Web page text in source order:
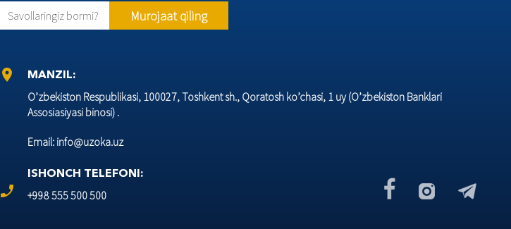
Savollaringiz bormi? Murojaat qiling
location_on
MANZIL:
O’zbеkiston Rеspublikasi, 100027, Toshkеnt sh., Qoratosh ko’chasi, 1 uy (O’zbеkiston Banklari
Assosiasiyasi binosi) .
Email: info@uzoka.uz
phone_enabled
ISHONCH TELEFONI:
+998 555 500 500